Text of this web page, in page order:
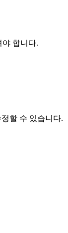
야 합니다.
할 수 있습니다.